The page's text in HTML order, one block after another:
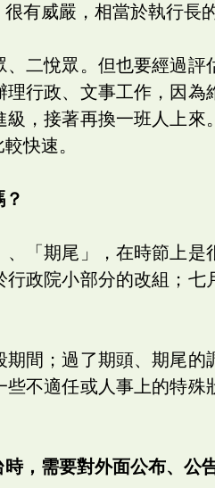
有威嚴，相當於執行長的
二悅眾。但也要經過評
行政、文事工作，因為
，接著再換一班人上
快速。
「期尾」，在時節上是
政院小部分的改組；七
間；過了期頭、期尾的
不適任或人事上的特殊
，需要對外面公布、公